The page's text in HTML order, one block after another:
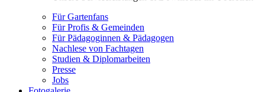
Für Gartenfans
Für Profis & Gemeinden
Für Pädagoginnen & Pädagogen
Nachlese von Fachtagen
Studien & Diplomarbeiten
Presse
Jobs